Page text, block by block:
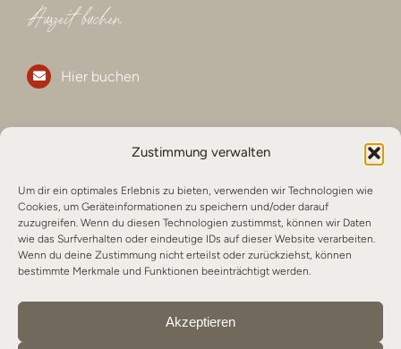
Zustimmung verwalten
Um dir ein optimales Erlebnis zu bieten, verwenden wir Technologien wie
Cookies, um Geräteinformationen zu speichern und/oder darauf
zuzugreifen. Wenn du diesen Technologien zustimmst, können wir Daten
wie das Surfverhalten oder eindeutige IDs auf dieser Website verarbeiten.
Wenn du deine Zustimmung nicht erteilst oder zurückziehst, können
bestimmte Merkmale und Funktionen beeinträchtigt werden.
Akzeptieren
Auszeit buchen
Hier buchen
Folge uns für mehr
puitbach.chalet
© 2026 Puitbach Chalet
Datenschutz|